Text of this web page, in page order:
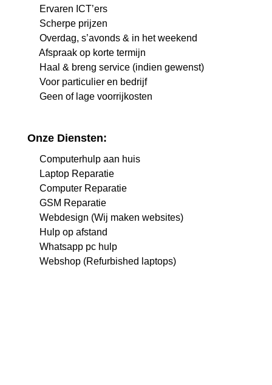
Ervaren ICT’ers
Scherpe prijzen
Overdag, s’avonds & in het weekend
Afspraak op korte termijn
Haal & breng service (indien gewenst)
Voor particulier en bedrijf
Geen of lage voorrijkosten
Onze Diensten:
Computerhulp aan huis
Laptop Reparatie
Computer Reparatie
GSM Reparatie
Webdesign (Wij maken websites)
Hulp op afstand
Whatsapp pc hulp
Webshop (Refurbished laptops)